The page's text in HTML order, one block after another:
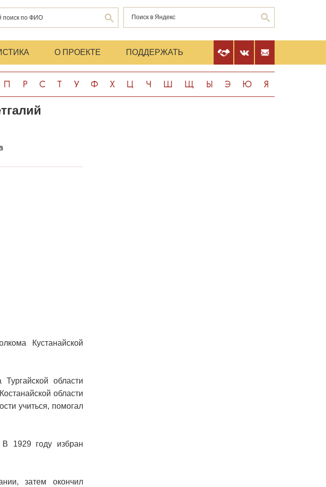
О ПРОЕКТЕ ПОДДЕРЖАТЬ
П Р С Т У Ф Х Ц Ч Ш Щ Ы Э Ю Я
Кустанайской
области
области
учиться, помогал
1929 году избран
затем окончил